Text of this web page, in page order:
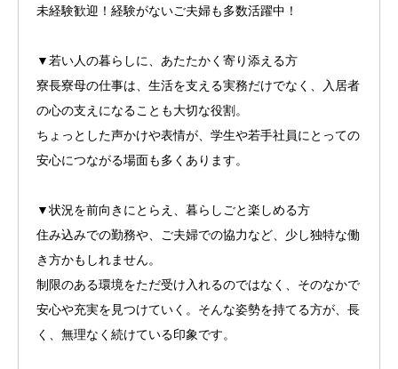
未経験歓迎！経験がないご夫婦も多数活躍中！
▼若い人の暮らしに、あたたかく寄り添える方
寮長寮母の仕事は、生活を支える実務だけでなく、入居者
の心の支えになることも大切な役割。
ちょっとした声かけや表情が、学生や若手社員にとっての
安心につながる場面も多くあります。
▼状況を前向きにとらえ、暮らしごと楽しめる方
住み込みでの勤務や、ご夫婦での協力など、少し独特な働
き方かもしれません。
制限のある環境をただ受け入れるのではなく、そのなかで
安心や充実を見つけていく。そんな姿勢を持てる方が、長
く、無理なく続けている印象です。